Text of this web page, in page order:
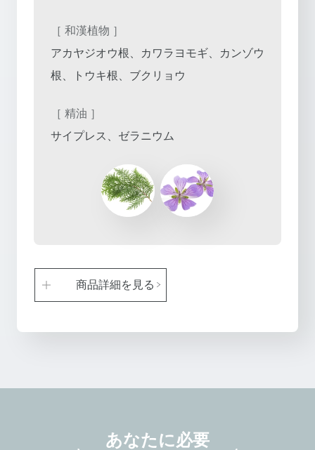
［ 和漢植物 ］
アカヤジオウ根、カワラヨモギ、カンゾウ
根、トウキ根、ブクリョウ
［ 精油 ］
サイプレス、ゼラニウム
商品詳細を見る
あなたに必要